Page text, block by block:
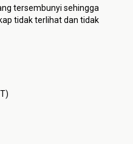
tersembunyi sehingga
tidak terlihat dan tidak